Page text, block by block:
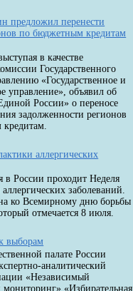
предложил перенести
по бюджетным кредитам
в качестве
Государственного
«Государственное и
управление», объявил об
России» о переносе
задолженности регионов
аллергических
России проходит Неделя
заболеваний.
ко Всемирному дню борьбы
отмечается 8 июля.
выборам
палате России
аналитический
«Независимый
«Избирательная